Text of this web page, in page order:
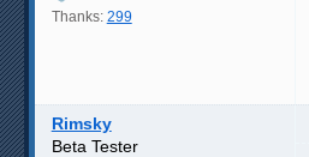
Thanks: 299
Rimsky
Beta Tester